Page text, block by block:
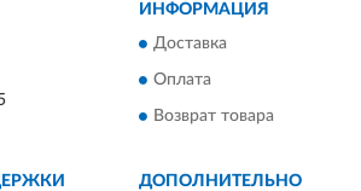
ИНФОРМАЦИЯ
Доставка
Оплата
Возврат товара
ДОПОЛНИТЕЛЬНО